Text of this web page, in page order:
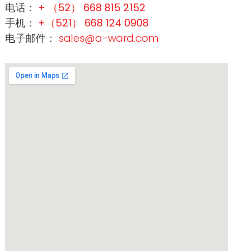
电话： + （52） 668 815 2152
手机： +（521） 668 124 0908
电子邮件： sales@a-ward.com